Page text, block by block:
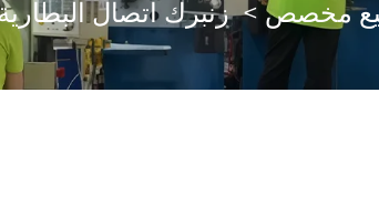
مخصص>زنبرك اتصال